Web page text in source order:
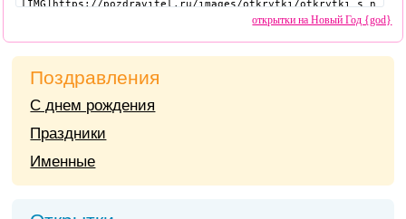
открытки на Новый Год {god}
Поздравления
С днем рождения
Праздники
Именные